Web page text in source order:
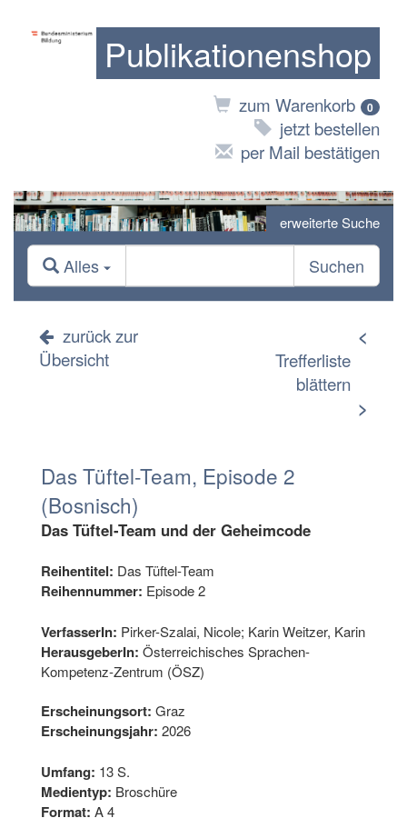
Publikationenshop
zum Warenkorb 0
jetzt bestellen
per Mail bestätigen
erweiterte Suche
Alles Suchen
zurück zur
Übersicht
<
Trefferliste
blättern
>
Das Tüftel-Team, Episode 2
(Bosnisch)
Das Tüftel-Team und der Geheimcode
Reihentitel: Das Tüftel-Team
Reihennummer: Episode 2
VerfasserIn: Pirker-Szalai, Nicole; Karin Weitzer, Karin
HerausgeberIn: Österreichisches Sprachen-
Kompetenz-Zentrum (ÖSZ)
Erscheinungsort: Graz
Erscheinungsjahr: 2026
Umfang: 13 S.
Medientyp: Broschüre
Format: A 4